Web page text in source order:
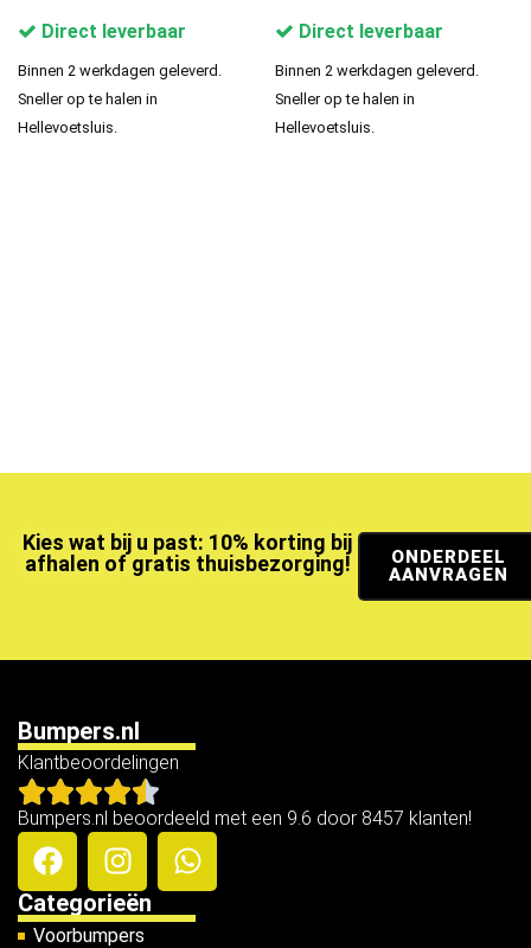
Direct leverbaar
Binnen 2 werkdagen geleverd.
Sneller op te halen in
Hellevoetsluis.
Direct leverbaar
Binnen 2 werkdagen geleverd.
Sneller op te halen in
Hellevoetsluis.
Kies wat bij u past: 10% korting bij
afhalen of gratis thuisbezorging!
ONDERDEEL
AANVRAGEN
Bumpers.nl
Klantbeoordelingen
Bumpers.nl beoordeeld met een 9.6 door 8457 klanten!
Categorieën
Voorbumpers